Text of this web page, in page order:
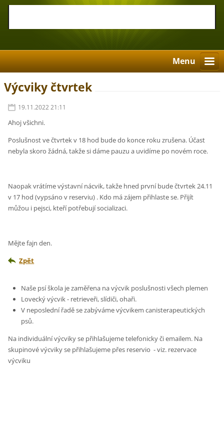
Menu
Výcviky čtvrtek
19.11.2022 21:11
Ahoj všichni.
Poslušnost ve čtvrtek v 18 hod bude do konce roku zrušena. Účast
nebyla skoro žádná, takže si dáme pauzu a uvidíme po novém roce.
Naopak vrátíme výstavní nácvik, takže hned první bude čtvrtek 24.11
v 17 hod (vypsáno v reserviu) . Kdo má zájem přihlaste se. Přijít
můžou i pejsci, kteří potřebují socializaci.
Mějte fajn den.
Zpět
Naše psí škola je zaměřena na výcvik poslušnosti všech plemen
Lovecký výcvik - retrieveři, slídiči, ohaři.
V neposlední řadě se zabýváme výcvikem canisterapeutických
psů.
Na individuální výcviky se přihlašujeme telefonicky či emailem. Na
skupinové výcviky se přihlašujeme přes reservio - viz. rezervace
výcviku